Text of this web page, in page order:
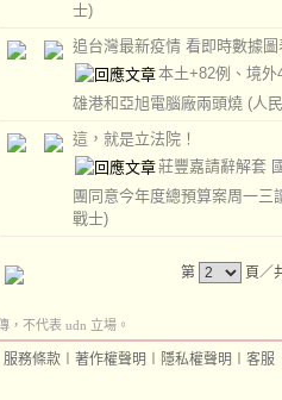
士)
追台灣最新疫情 看即時數據圖
本土+82例、境外
雄港和亞旭電腦廠兩頭燒 (人
這，就是立法院！
莊豐嘉請辭解套
團同意今年度總預算案周一三
戰士)
第 頁
，不代表 udn 立場。
服務條款 著作權聲明 隱私權聲明 客服